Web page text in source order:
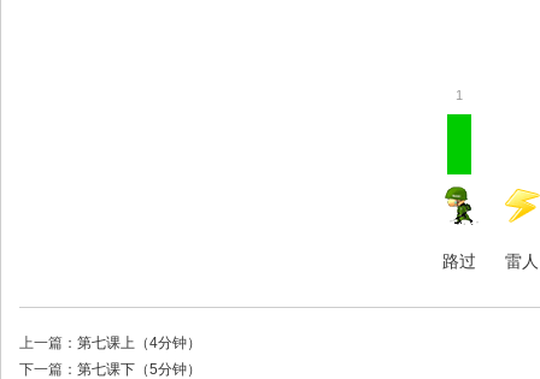
1
路过 雷人
上一篇： 第七课上（4分钟）
下一篇： 第七课下（5分钟）